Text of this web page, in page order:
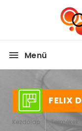
Menü
FELIX
Kezdőlap Termékek